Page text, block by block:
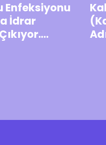
Enfeksiyonu
İdrar